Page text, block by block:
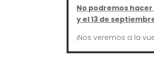
No podremos
y el 13 de
¡Nos veremos a la